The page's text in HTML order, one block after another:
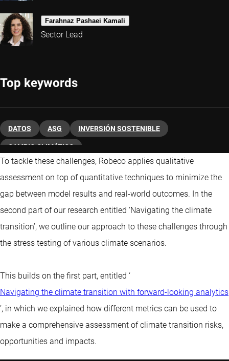
Farahnaz Pashaei Kamali
Sector Lead
Top keywords
DATOS ASG INVERSIÓN SOSTENIBLE
CAMBIO CLIMÁTICO
To tackle these challenges, Robeco applies qualitative
assessment on top of quantitative techniques to minimize the
gap between model results and real-world outcomes. In the
second part of our research entitled ‘Navigating the climate
transition’, we outline our approach to these challenges through
the stress testing of various climate scenarios.
This builds on the first part, entitled ‘
Navigating the climate transition with forward-looking analytics
’, in which we explained how different metrics can be used to
make a comprehensive assessment of climate transition risks,
opportunities and impacts.